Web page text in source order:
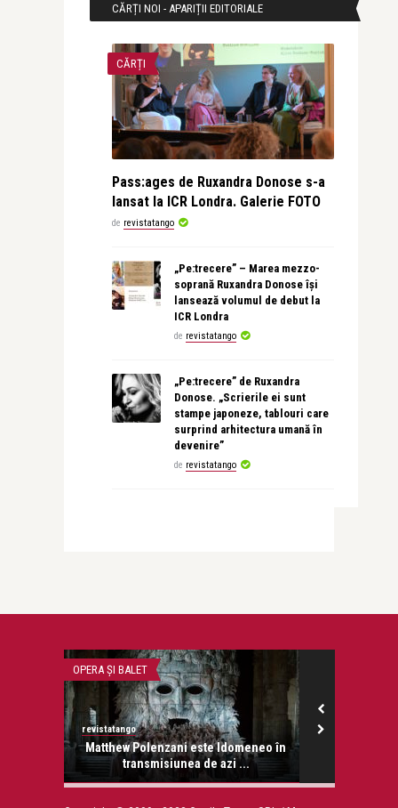
CĂRȚI NOI - APARIȚII EDITORIALE
CĂRȚI
Pass:ages de Ruxandra Donose s-a
lansat la ICR Londra. Galerie FOTO
de revistatango
„Pe:trecere” – Marea mezzo-
soprană Ruxandra Donose își
lansează volumul de debut la
ICR Londra
de revistatango
„Pe:trecere” de Ruxandra
Donose. „Scrierile ei sunt
stampe japoneze, tablouri care
surprind arhitectura umană în
devenire”
de revistatango
OPERA ȘI BALET
revistatango
Matthew Polenzani este Idomeneo în
transmisiunea de azi ...